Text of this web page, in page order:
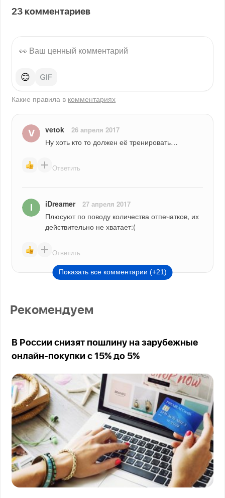
23 комментариев
😊
Какие правила в комментариях
vetok 26 апреля 2017
Ну хоть кто то должен её тренировать…
Ответить
iDreamer 27 апреля 2017
Плюсуют по поводу количества отпечатков, их
действительно не хватает:(
Ответить
Показать все комментарии (+21)
Рекомендуем
В России снизят пошлину на зарубежные
онлайн-покупки с 15% до 5%